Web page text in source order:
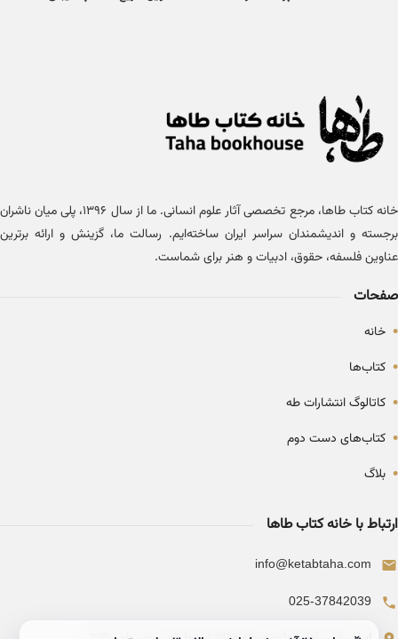
خانه کتاب طاها، مرجع تخصصی آثار علوم انسانی. ما از سال ۱۳۹۶، پلی میان ناشران
برجسته و اندیشمندان سراسر ایران ساخته‌ایم. رسالت ما، گزینش و ارائه برترین
عناوین فلسفه، حقوق، ادبیات و هنر برای شماست.
صفحات
• خانه
• کتاب‌ها
• کاتالوگ انتشارات طه
• کتاب‌های دست دوم
• بلاگ
ارتباط با خانه کتاب طاها
info@ketabtaha.com
025-37842039